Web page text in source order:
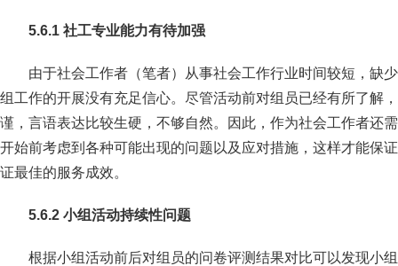
5.6.1 社工专业能力有待加强
由于社会工作者（笔者）从事社会工作行业时间较短，缺
组工作的开展没有充足信心。尽管活动前对组员已经有所了解
谨，言语表达比较生硬，不够自然。因此，作为社会工作者还
开始前考虑到各种可能出现的问题以及应对措施，这样才能保
证最佳的服务成效。
5.6.2 小组活动持续性问题
根据小组活动前后对组员的问卷评测结果对比可以发现小